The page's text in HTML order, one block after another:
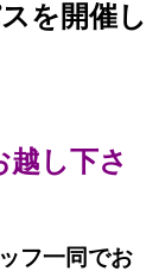
を開催し
越し下さ
フ一同でお